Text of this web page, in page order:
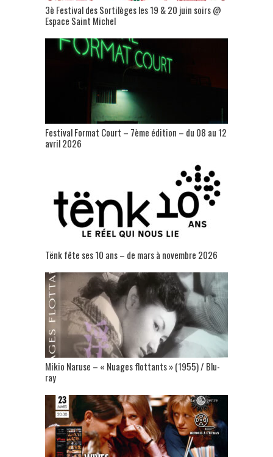
3è Festival des Sortilèges les 19 & 20 juin soirs @
Espace Saint Michel
Festival Format Court – 7ème édition – du 08 au 12
avril 2026
Tënk fête ses 10 ans – de mars à novembre 2026
Mikio Naruse – « Nuages flottants » (1955) / Blu-
ray